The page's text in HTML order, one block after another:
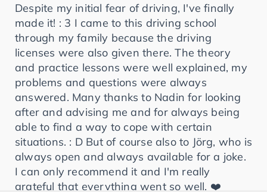
Despite my initial fear of driving, I've finally
made it! : 3 I came to this driving school
through my family because the driving
licenses were also given there. The theory
and practice lessons were well explained, my
problems and questions were always
answered. Many thanks to Nadin for looking
after and advising me and for always being
able to find a way to cope with certain
situations. : D But of course also to Jörg, who is
always open and always available for a joke.
I can only recommend it and I'm really
grateful that everything went so well. ❤️